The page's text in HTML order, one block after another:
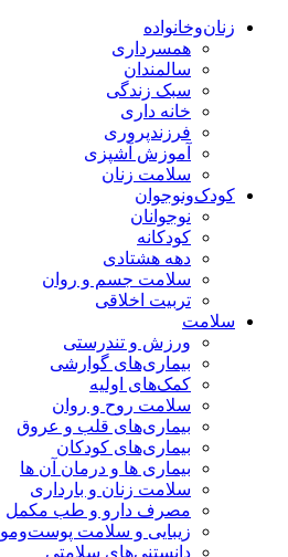
زنان‌وخانواده
همسرداری
سالمندان
سبک زندگی
خانه داری
فرزندپروری
آموزش آشپزی
سلامت زنان
کودک‌ونوجوان
نوجوانان
کودکانه
دهه هشتادی
سلامت جسم و روان
تربیت اخلاقی
سلامت
ورزش و تندرستی
بیماری‌های گوارشی
کمک‌های اولیه
سلامت روح و روان
بیماری‌های قلب و عروق
بیماری‌های کودکان
بیماری ها و درمان آن ها
سلامت زنان و بارداری
مصرف دارو و طب مکمل
زیبایی و سلامت پوست‌ومو
دانستنی‌های سلامتی